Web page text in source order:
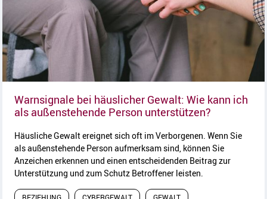
Warnsignale bei häuslicher Gewalt: Wie kann ich
als außenstehende Person unterstützen?
Häusliche Gewalt ereignet sich oft im Verborgenen. Wenn Sie
als außenstehende Person aufmerksam sind, können Sie
Anzeichen erkennen und einen entscheidenden Beitrag zur
Unterstützung und zum Schutz Betroffener leisten.
BEZIEHUNG CYBERGEWALT GEWALT